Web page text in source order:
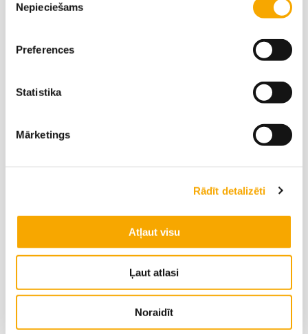
izvēle
Nepieciešams
Preferences
Statistika
Mārketings
Rādīt detalizēti
Atļaut visu
Ļaut atlasi
Noraidīt
Latgale
Viktors Adijāns
Vidzeme